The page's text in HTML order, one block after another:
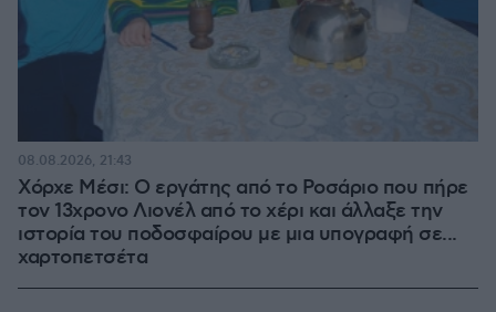
Χόρχε Μέσι: Ο εργάτης από το Ροσάριο που πήρε
τον 13χρονο Λιονέλ από το χέρι και άλλαξε την
ιστορία του ποδοσφαίρου με μια υπογραφή σε...
χαρτοπετσέτα
08.08.2026, 21:43